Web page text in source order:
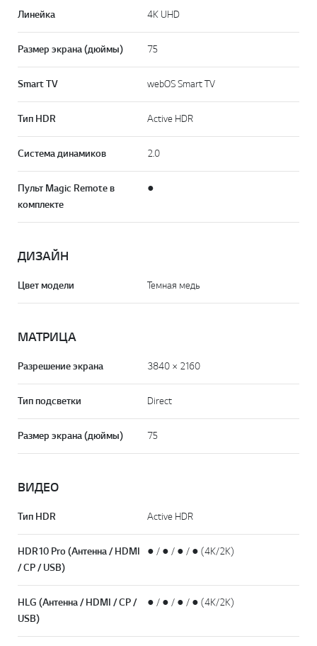
Линейка 4K UHD
Размер экрана (дюймы) 75
Smart TV webOS Smart TV
Тип HDR Active HDR
Система динамиков 2.0
Пульт Magic Remote в
комплекте
●
ДИЗАЙН
Цвет модели Темная медь
МАТРИЦА
Разрешение экрана 3840 × 2160
Тип подсветки Direct
Размер экрана (дюймы) 75
ВИДЕО
Тип HDR Active HDR
HDR10 Pro (Антенна / HDMI
/ CP / USB)
● / ● / ● / ● (4K/2K)
HLG (Антенна / HDMI / CP /
USB)
● / ● / ● / ● (4K/2K)